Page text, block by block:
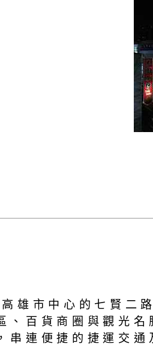
雄市中心的七賢二
、百貨商圈與觀光
串連便捷的捷運交